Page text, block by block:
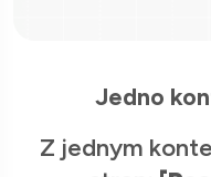
Jedno
Z jednym